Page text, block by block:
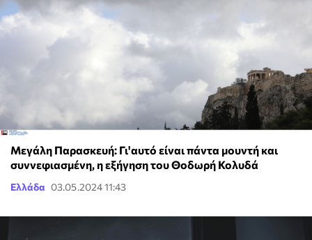
Μεγάλη Παρασκευή: Γι'αυτό είναι πάντα μουντή και
συννεφιασμένη, η εξήγηση του Θοδωρή Κολυδά
Ελλάδα 03.05.2024 11:43